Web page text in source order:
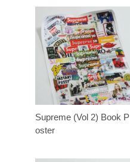
Supreme (Vol 2) Book P
oster